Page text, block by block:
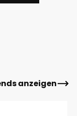
anzeigen